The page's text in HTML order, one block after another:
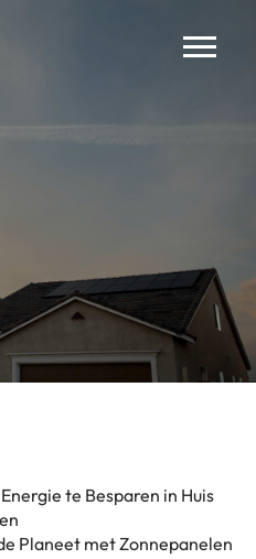
te Besparen in Huis
Planeet met Zonnepanelen